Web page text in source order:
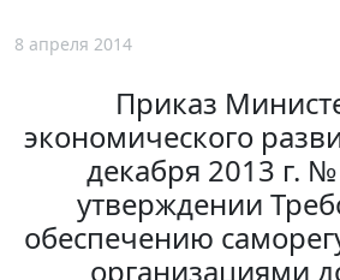
8 апреля 2014
Приказ
экономического
декабря 2013 г.
утверждении
обеспечению
организациями